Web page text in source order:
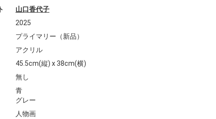
山口香代子
2025
プライマリー（新品）
アクリル
45.5cm(縦) x 38cm(横)
無し
青
グレー
人物画